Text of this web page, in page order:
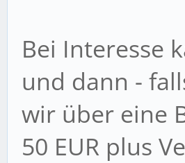
Bei Interesse
und dann -
wir über eine
50 EUR plus